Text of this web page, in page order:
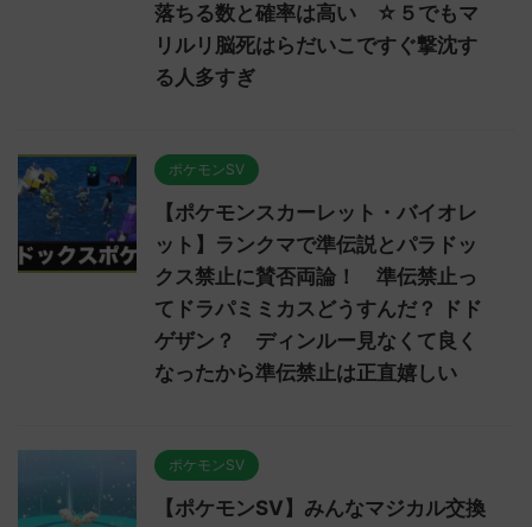
落ちる数と確率は高い ☆５でもマ
リルリ脳死はらだいこですぐ撃沈す
る人多すぎ
ポケモンSV
【ポケモンスカーレット・バイオレ
ット】ランクマで準伝説とパラドッ
クス禁止に賛否両論！ 準伝禁止っ
てドラパミミカスどうすんだ？ ドド
ゲザン？ ディンルー見なくて良く
なったから準伝禁止は正直嬉しい
ポケモンSV
【ポケモンSV】みんなマジカル交換